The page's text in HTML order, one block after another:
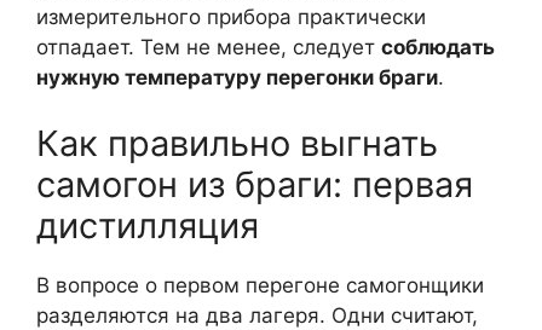
измерительного прибора практически
отпадает. Тем не менее, следует соблюдать
нужную температуру перегонки браги.
Как правильно выгнать
самогон из браги: первая
дистилляция
В вопросе о первом перегоне самогонщики
разделяются на два лагеря. Одни считают,